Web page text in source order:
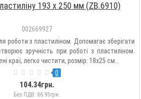
193 х 250 мм (ZB.6910)
002669927
роботи з пластиліном. Допомагає зберігати
зручність при роботі з пластиліном.
краї, легко чистити, розмір: 18х25 см...
0
104.34грн.
Без ПДВ: 86.95грн.